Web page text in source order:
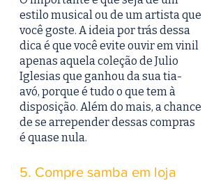
estilo musical ou de um artista que
você goste. A ideia por trás dessa
dica é que você evite ouvir em vinil
apenas aquela coleção de Julio
Iglesias que ganhou da sua tia-
avó, porque é tudo o que tem à
disposição. Além do mais, a chance
de se arrepender dessas compras
é quase nula.
5. Compre samba em loja